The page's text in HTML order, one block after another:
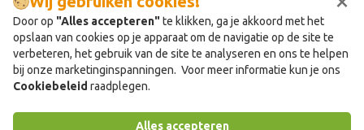
Door op "Alles accepteren"te klikken, ga je akkoord met het
opslaan van cookies op je apparaat om de navigatie op de site te
verbeteren, het gebruik van de site te analyseren en ons te helpen
bij onze marketinginspanningen. Voor meer informatie kun je ons
Cookiebeleid raadplegen.
Alles accepteren